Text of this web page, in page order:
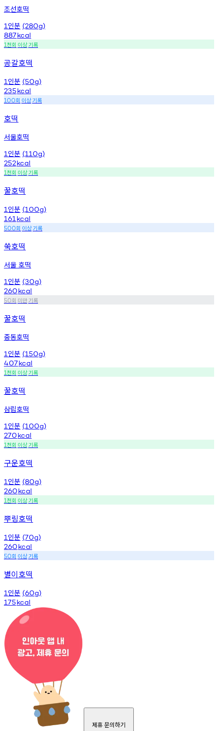
조선호떡
1 인분 (280g)
887kcal
1천회 이상기록
공갈호떡
1 인분 (50g)
235kcal
100회 이상기록
호떡
서울호떡
1 인분 (110g)
252kcal
1천회 이상기록
꿀호떡
1 인분 (100g)
161 kcal
500회 이상기록
쑥호떡
서울 호떡
1 인분 (30g)
260kcal
50회 미만기록
꿀호떡
중동호떡
1 인분 (150g)
407kcal
1천회 이상기록
꿀호떡
삼립호떡
1 인분 (100g)
270kcal
1천회 이상기록
구운호떡
1 인분 (80g)
260kcal
1천회 이상기록
뿌링호떡
1 인분 (70g)
260kcal
50회 이상기록
별이호떡
1 인분 (60g)
175kcal
제휴 문의하기